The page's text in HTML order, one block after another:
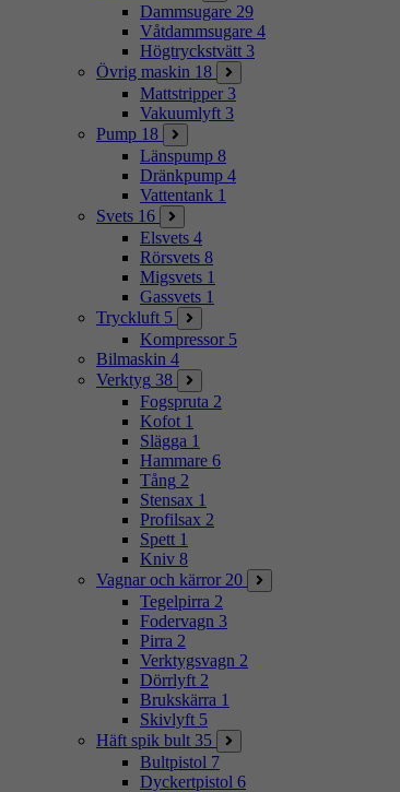
Dammsugare 29
Våtdammsugare 4
Högtryckstvätt 3
Övrig maskin 18
Mattstripper 3
Vakuumlyft 3
Pump 18
Länspump 8
Dränkpump 4
Vattentank 1
Svets 16
Elsvets 4
Rörsvets 8
Migsvets 1
Gassvets 1
Tryckluft 5
Kompressor 5
Bilmaskin 4
Verktyg 38
Fogspruta 2
Kofot 1
Slägga 1
Hammare 6
Tång 2
Stensax 1
Profilsax 2
Spett 1
Kniv 8
Vagnar och kärror 20
Tegelpirra 2
Fodervagn 3
Pirra 2
Verktygsvagn 2
Dörrlyft 2
Brukskärra 1
Skivlyft 5
Häft spik bult 35
Bultpistol 7
Dyckertpistol 6